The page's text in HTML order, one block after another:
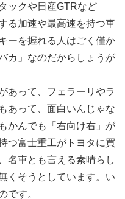
ックや日産GTRなど
る加速や最高速を持つ車
ーを握れる人はごく僅か
カ」なのだからしょうが
あって、フェラーリやラ
あって、面白いんじゃな
かんでも「右向け右」が
つ富士重工がトヨタに買
名車とも言える素晴らし
くそうとしています。い
です。